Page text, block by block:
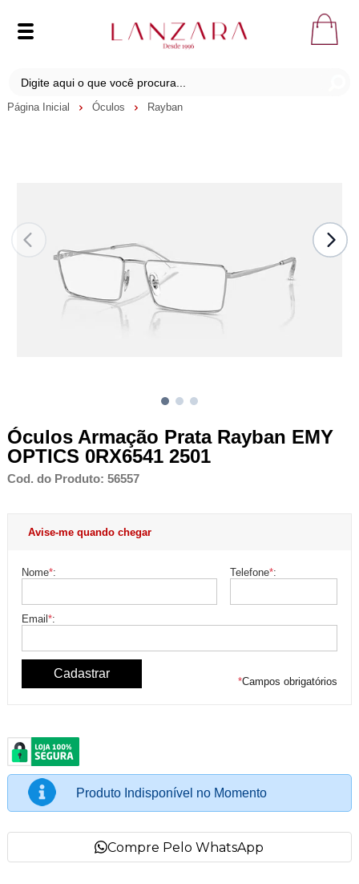
Página Inicial Óculos Rayban
Óculos Armação Prata Rayban EMY
OPTICS 0RX6541 2501
Cod. do Produto: 56557
Avise-me quando chegar
Nome*: Telefone*:
Email*:
*Campos obrigatórios
Produto Indisponível no Momento
Compre Pelo WhatsApp